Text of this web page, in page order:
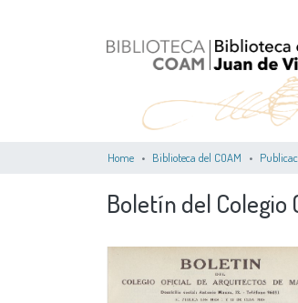
Home Biblioteca del COAM
Boletín del Colegio